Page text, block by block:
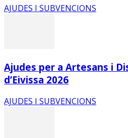
AJUDES I SUBVENCIONS
Ajudes per a Artesans i
d’Eivissa 2026
AJUDES I SUBVENCIONS